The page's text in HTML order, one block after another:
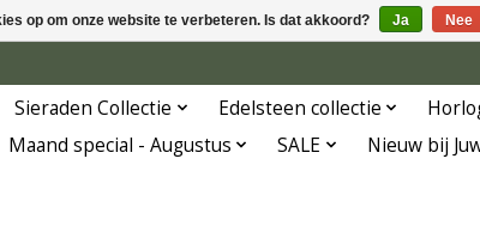
Sieraden Collectie Edelsteen collectie
Maand special - Augustus SALE Nieuw bij
op om onze website te verbeteren. Is dat akkoord? Ja Nee